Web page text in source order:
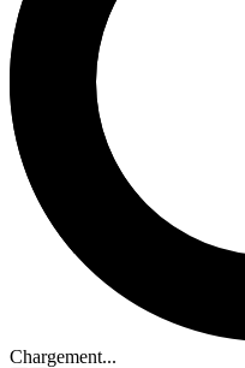
Chargement...